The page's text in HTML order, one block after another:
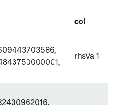
col
rhsVal1